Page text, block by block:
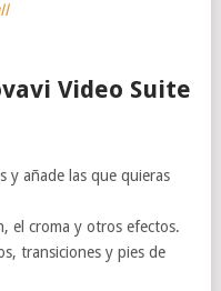
Video Suite
y añade las que quieras
el croma y otros efectos.
transiciones y pies de